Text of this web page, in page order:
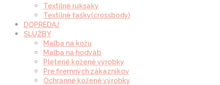
Textilné ruksaky
Textilné tašky(crossbody)
DOPREDAJ
SLUŽBY
Maľba na kožu
Maľba na hodváb
Pletené kožené výrobky
Pre firemných zákazníkov
Ochranné kožené výrobky